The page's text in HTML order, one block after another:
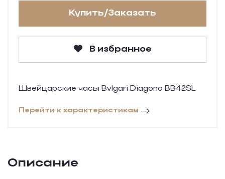
Купить/Заказать
В избранное
Швейцарские часы Bvlgari Diagono BB42SL
Перейти к характеристикам
Описание